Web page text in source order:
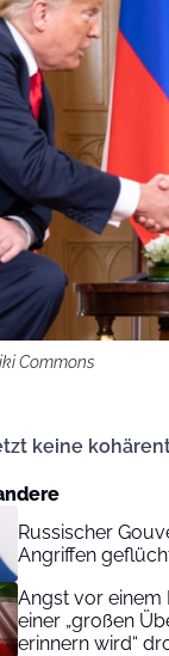
Commons
keine
Russischer
Angriffen
Angst vor einem
einer „großen
erinnern wird“